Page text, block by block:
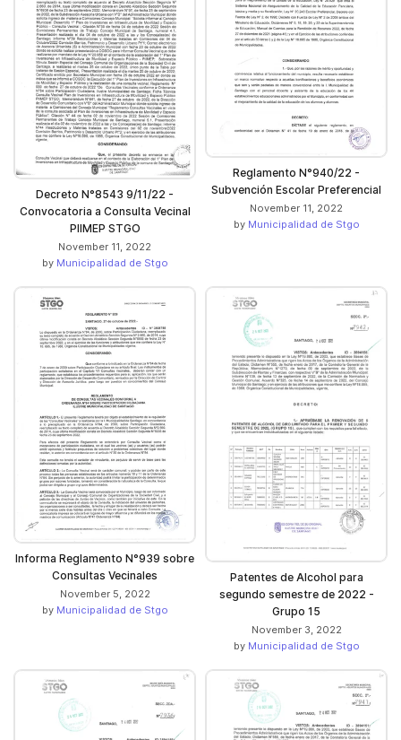
Decreto N°8543 9/11/22 -
Convocatoria a Consulta Vecinal
PIIMEP STGO
November 11, 2022
by Municipalidad de Stgo
Reglamento N°940/22 -
Subvención Escolar Preferencial
November 11, 2022
by Municipalidad de Stgo
Informa Reglamento N°939 sobre
Consultas Vecinales
November 5, 2022
by Municipalidad de Stgo
Patentes de Alcohol para
segundo semestre de 2022 -
Grupo 15
November 3, 2022
by Municipalidad de Stgo